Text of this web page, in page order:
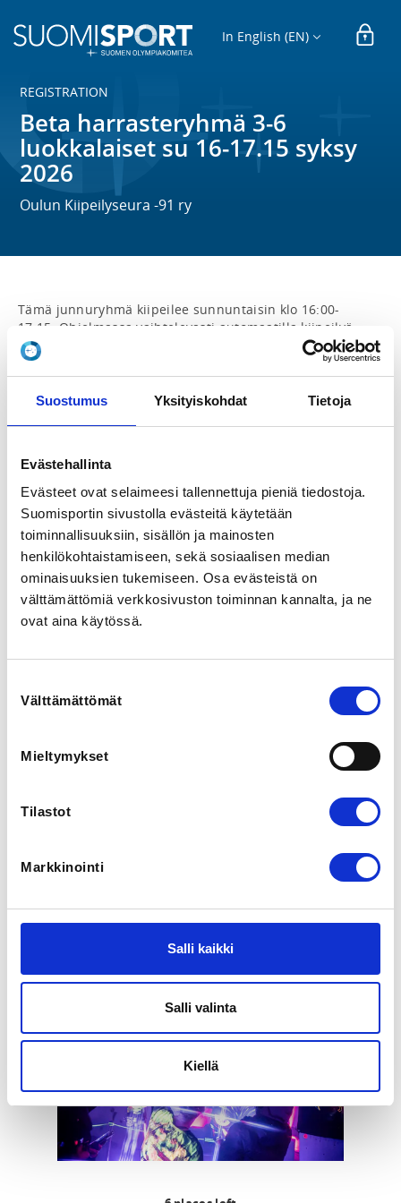
Suostumus Yksityiskohdat Tietoja
Evästehallinta
Evästeet ovat selaimeesi tallennettuja pieniä tiedostoja.
Suomisportin sivustolla evästeitä käytetään
toiminnallisuuksiin, sisällön ja mainosten
henkilökohtaistamiseen, sekä sosiaalisen median
ominaisuuksien tukemiseen. Osa evästeistä on
välttämättömiä verkkosivuston toiminnan kannalta, ja ne
ovat aina käytössä.
valinta
Välttämättömät
Mieltymykset
Tilastot
Markkinointi
Salli kaikki
Salli valinta
Kiellä
In English (EN)
REGISTRATION
Beta harrasteryhmä 3-6
luokkalaiset su 16-17.15 syksy
2026
Oulun Kiipeilyseura -91 ry
Tämä junnuryhmä kiipeilee sunnuntaisin klo 16:00-
17:15. Ohjelmassa vaihtelevasti automaatilla kiipeilyä,
köysikiipeilyä ja boulderointia. Mukaan otetaan 3-6-
luokkalaisia. Ryhmässä ei niinkään vakavaa
vääntämistä vaan mukavaa tekemistä ja harjoitteita,
sekä monipuolista liikuntaa.
sisäänpääsyt, varusteet ja ohjaukset. Muistattehan
maksaa myös jäsenmaksun vuodelle 2026.
https://oulunkiipeilyseura.fi/seuran-toiminta/
KAIKKI TIEDOTUS JA VUOROILLE ILMOITTAUTUMINEN
TAPAHTUU SUOMISPORTISSA, SUOSITTELEMME
LATAAMAAN APIN, JOLLOIN KÄYTTÖ ON HELPOINTA.
REGISTRATION PERIOD
LOCATION
Oulu
Kiipeily
ADDITIONAL INFORMATION